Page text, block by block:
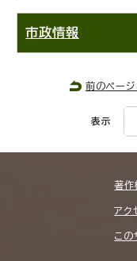
市政情報
前のページ
表示
著作
アク
この